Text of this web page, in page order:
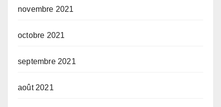
novembre 2021
octobre 2021
septembre 2021
août 2021